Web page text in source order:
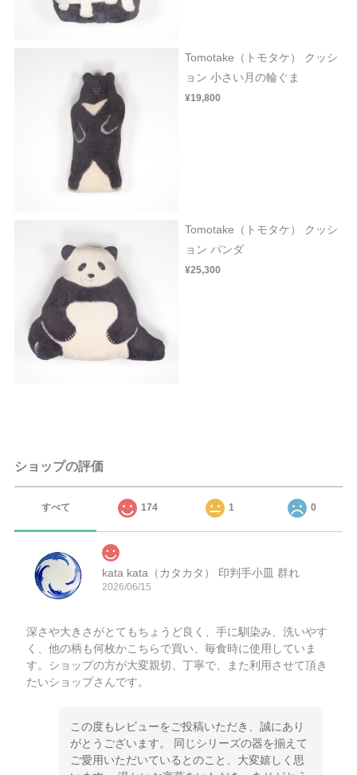
Tomotake（トモタケ） クッシ
ョン 小さい月の輪ぐま
¥19,800
Tomotake（トモタケ） クッシ
ョン パンダ
¥25,300
ショップの評価
すべて 174 1 0
kata kata（カタカタ） 印判手小皿 群れ
2026/06/15
深さや大きさがとてもちょうど良く、手に馴染み、洗いやす
く、他の柄も何枚かこちらで買い、毎食時に使用していま
す。ショップの方が大変親切、丁寧で、また利用させて頂き
たいショップさんです。
この度もレビューをご投稿いただき、誠にあり
がとうございます。 同じシリーズの器を揃えて
ご愛用いただいているとのこと、大変嬉しく思